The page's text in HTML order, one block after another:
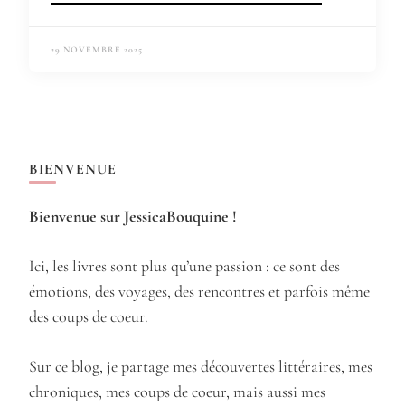
29 NOVEMBRE 2025
BIENVENUE
Bienvenue sur JessicaBouquine !
Ici, les livres sont plus qu’une passion : ce sont des
émotions, des voyages, des rencontres et parfois même
des coups de coeur.
Sur ce blog, je partage mes découvertes littéraires, mes
chroniques, mes coups de coeur, mais aussi mes